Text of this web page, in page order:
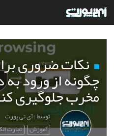
نکات ضروری
چگونه از ورود
مخرب جلوگیری
توسط : آی تی پورت
آموزش تجارت